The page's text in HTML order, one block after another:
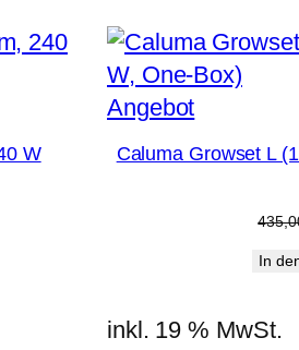
W
AngebotProdukt
Angebot
Caluma Growset L
In
inkl. 19 % MwSt.